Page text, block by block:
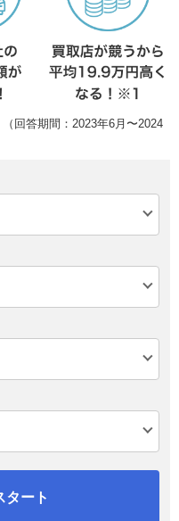
回答期間：2023年6月〜2024
タート